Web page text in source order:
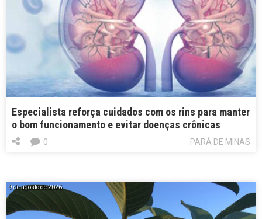
Especialista reforça cuidados com os rins para manter
o bom funcionamento e evitar doenças crônicas
PARÁ DE MINAS
0
9 de agosto de 2026